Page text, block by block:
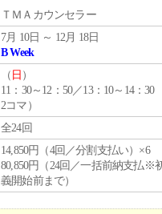
ＴＭＡカウンセラー
7月 10日 ～ 12月 18日
B Week
（ 日 ）
11：30～12：50／13：10～14：30
2コマ）
全24回
14,850円（4回／分割支払い）×6
80,850円（24回／一括前納支払※
義開始前まで）